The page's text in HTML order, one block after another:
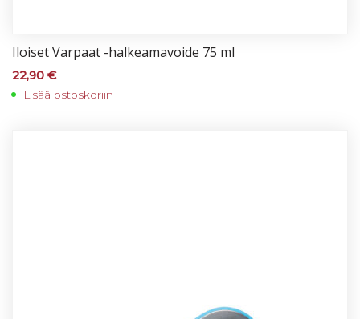
Iloi­set Var­paat -hal­kea­ma­voi­de 75 ml
22,90 €
Lisää ostoskoriin